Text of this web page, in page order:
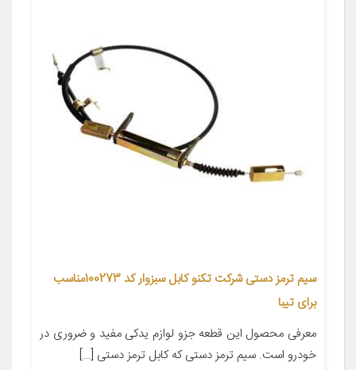
سیم ترمز دستی شرکت تکنو کابل سبزوار کد 100273مناسب
برای تیبا
معرفی محصول این قطعه جزو لوازم یدکی مفید و ضروری در
خودرو است. سیم ترمز دستی که کابل ترمز دستی […]